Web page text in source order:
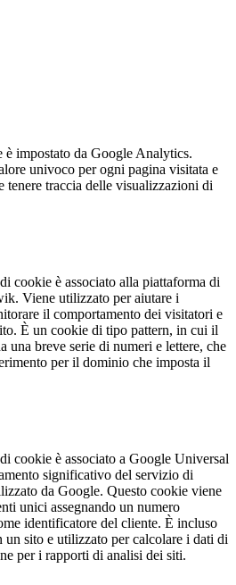
è impostato da Google Analytics.
univoco per ogni pagina visitata e
tenere traccia delle visualizzazioni di
cookie è associato alla piattaforma di
Viene utilizzato per aiutare i
il comportamento dei visitatori e
È un cookie di tipo pattern, in cui il
una breve serie di numeri e lettere, che
per il dominio che imposta il
cookie è associato a Google Universal
significativo del servizio di
da Google. Questo cookie viene
unici assegnando un numero
identificatore del cliente. È incluso
sito e utilizzato per calcolare i dati di
per i rapporti di analisi dei siti.